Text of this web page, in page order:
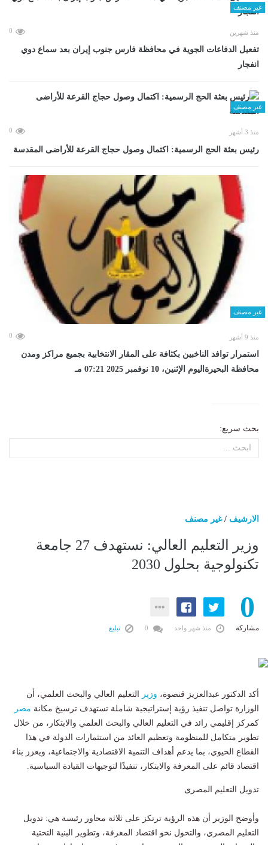
غير مصنف
منذ شهرين 0
تفعيل الدفاعات الجوية في محافظة فارس جنوب إيران بعد سماع دوي
انفجار
غير مصنف
منذ 3 أشهر 0
رئيس بعثة الحج الرسمية: اكتمال وصول حجاج القرعة للأراضى المقدسة
غير مصنف
منذ 9 أشهر 0
استمرار توافد الناخبين بكثافة على المقار الانتخابية بجميع مراكز ومدن
محافظة البحيرةاليوم الإثنين، 10 نوفمبر 2025 07:21 مـ
بحث سريع:
الارشيف /غير مصنف
وزير التعليم العالي: نستهدف 27 جامعة
تكنولوجية بحلول 2030
0
مشاركة منذ شهر واحد تبليغ
أكد الدكتور عبدالعزيز قنصوة، وزير التعليم العالي والبحث العلمي، أن
الوزارة تواصل تنفيذ رؤية إستراتيجية شاملة تستهدف ترسيخ مكانة مصر
كمركز إقليمي رائد في التعليم العالي والبحث العلمي والابتكار، من خلال
تطوير متكامل للمنظومة وتعظيم العائد من استثمارات الدولة في هذا
القطاع الحيوي، بما يدعم أهداف التنمية الاقتصادية والاجتماعية، ويعزز بناء
اقتصاد قائم على المعرفة والابتكار، تنفيذًا لتوجيهات القيادة السياسية.
تدويل التعليم المصرى
وأوضح الوزير أن هذه الرؤية ترتكز على ثلاثة محاور رئيسة هي: تدويل
التعليم المصري، والتحول نحو اقتصاد المعرفة، وتطوير البنية التحتية